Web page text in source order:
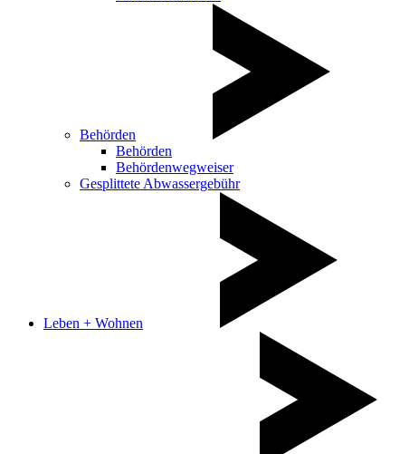
Behörden
Behörden
Behördenwegweiser
Gesplittete Abwassergebühr
Leben + Wohnen